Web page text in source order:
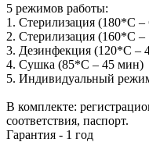
5 режимов работы:
1. Стерилизация (180*С
2. Стерилизация (160*С
3. Дезинфекция (120*С –
4. Сушка (85*С – 45 мин)
5. Индивидуальный
В комплекте:
соответствия, паспорт.
Гарантия - 1 год